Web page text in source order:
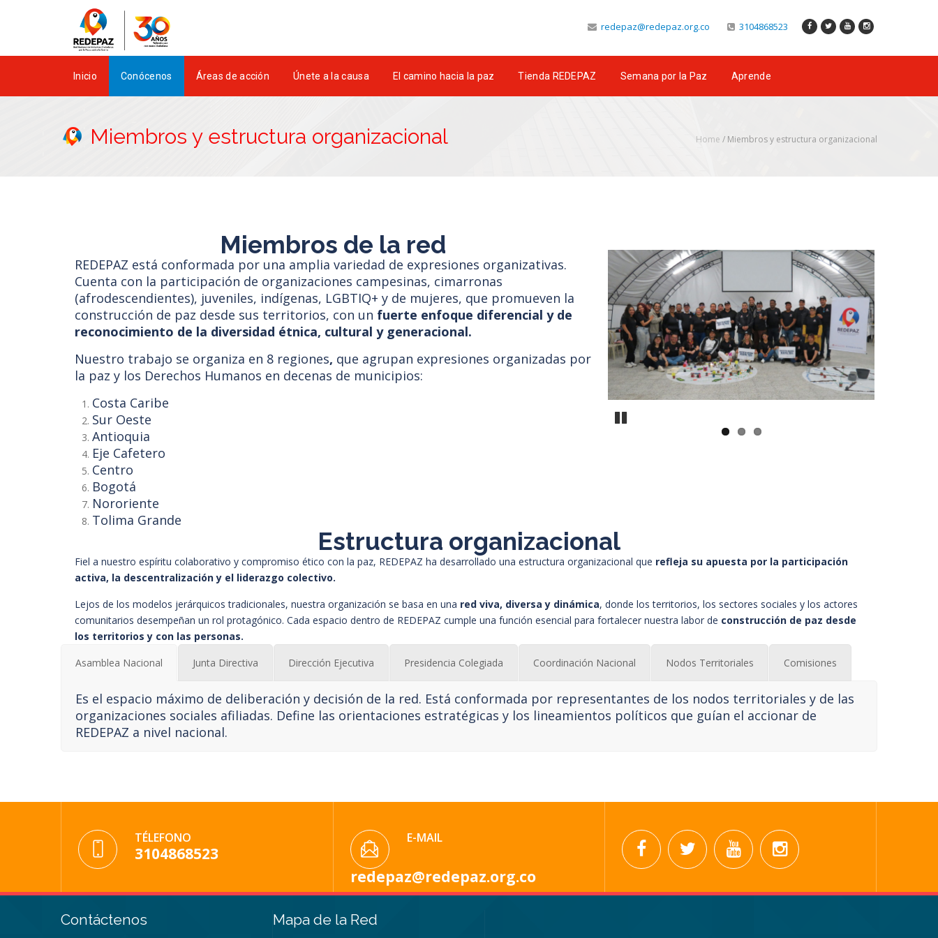
redepaz@redepaz.org.co 3104868523
Inicio Conócenos Áreas de acción Únete a la causa El camino hacia la paz Tienda REDEPAZ Semana por la Paz Aprende
Miembros y estructura organizacional Home / Miembros y estructura organizacional
Miembros de la red
REDEPAZ está conformada por una amplia variedad de expresiones organizativas.
Cuenta con la participación de organizaciones campesinas, cimarronas
(afrodescendientes), juveniles, indígenas, LGBTIQ+ y de mujeres, que promueven la
construcción de paz desde sus territorios, con un fuerte enfoque diferencial y de
reconocimiento de la diversidad étnica, cultural y generacional.
Nuestro trabajo se organiza en 8 regiones, que agrupan expresiones organizadas por
la paz y los Derechos Humanos en decenas de municipios:
Costa Caribe
Sur Oeste
Antioquia
Eje Cafetero
Centro
Bogotá
Nororiente
Tolima Grande
Estructura organizacional
Fiel a nuestro espíritu colaborativo y compromiso ético con la paz, REDEPAZ ha desarrollado una estructura organizacional que refleja su apuesta por la participación
activa, la descentralización y el liderazgo colectivo.
Lejos de los modelos jerárquicos tradicionales, nuestra organización se basa en una red viva, diversa y dinámica, donde los territorios, los sectores sociales y los actores
comunitarios desempeñan un rol protagónico. Cada espacio dentro de REDEPAZ cumple una función esencial para fortalecer nuestra labor de construcción de paz desde
los territorios y con las personas.
Asamblea Nacional
Junta Directiva Dirección Ejecutiva Presidencia Colegiada Coordinación Nacional Nodos Territoriales Comisiones
Es el espacio máximo de deliberación y decisión de la red. Está conformada por representantes de los nodos territoriales y de las
organizaciones sociales afiliadas. Define las orientaciones estratégicas y los lineamientos políticos que guían el accionar de
REDEPAZ a nivel nacional.
TÉLEFONO
3104868523
E-MAIL
redepaz@redepaz.org.co
Contáctenos Mapa de la Red